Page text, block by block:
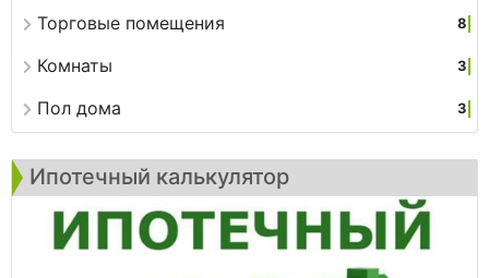
Торговые помещения 8
Комнаты 3
Пол дома 3
Ипотечный калькулятор